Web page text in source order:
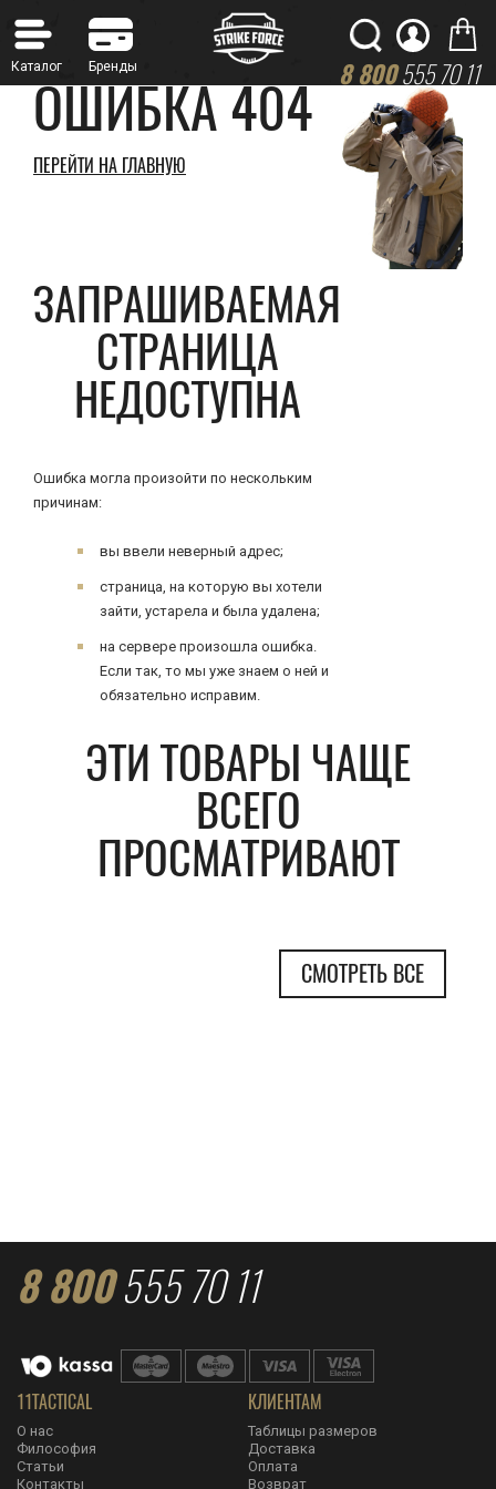
8 800555 70 11
ОШИБКА 404
ПЕРЕЙТИ НА ГЛАВНУЮ
ЗАПРАШИВАЕМАЯ
СТРАНИЦА
НЕДОСТУПНА
Ошибка могла произойти по нескольким
причинам:
вы ввели неверный адрес;
страница, на которую вы хотели
зайти, устарела и была удалена;
на сервере произошла ошибка.
Если так, то мы уже знаем о ней и
обязательно исправим.
ЭТИ ТОВАРЫ ЧАЩЕ
ВСЕГО
ПРОСМАТРИВАЮТ
СМОТРЕТЬ ВСЕ
8 800555 70 11
11TACTICAL
О нас
Философия
Статьи
Контакты
КЛИЕНТАМ
Таблицы размеров
Доставка
Оплата
Возврат